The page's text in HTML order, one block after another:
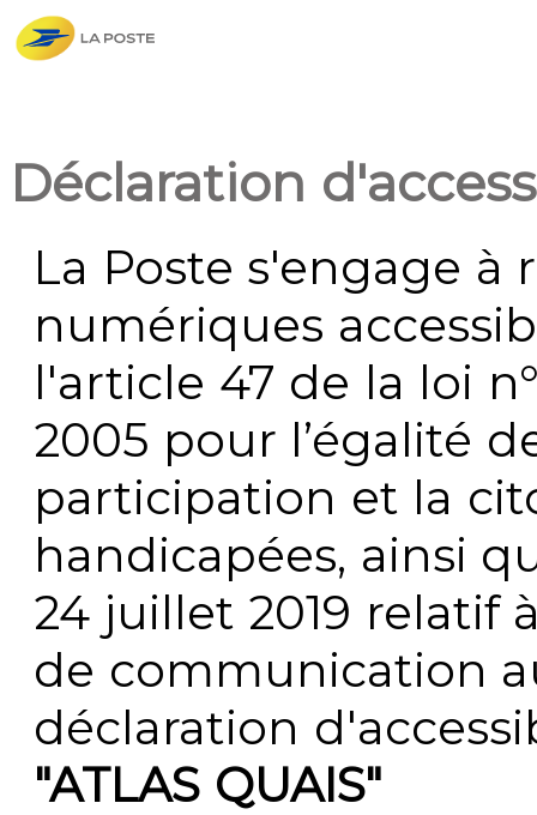
Déclaration
La Poste s'engage à
numériques
l'article 47 de la loi
2005 pour l’égalité
participation et la
handicapées, ainsi
24 juillet 2019 relatif
de communication
déclaration
"ATLAS QUAIS"